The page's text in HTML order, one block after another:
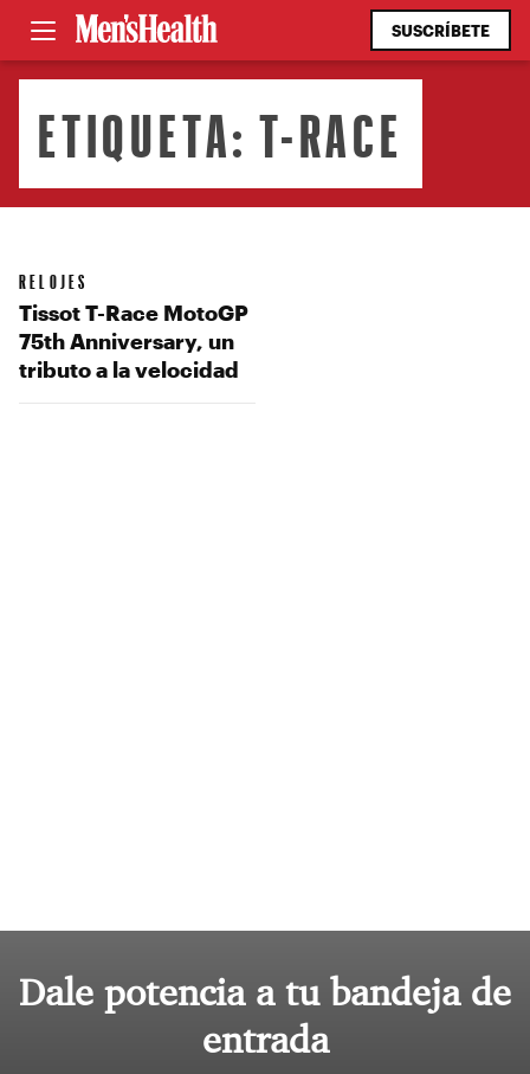
SUSCRÍBETE
ETIQUETA:T-RACE
RELOJES
Tissot T-Race MotoGP
75th Anniversary, un
tributo a la velocidad
Dale potencia a tu bandeja de
entrada